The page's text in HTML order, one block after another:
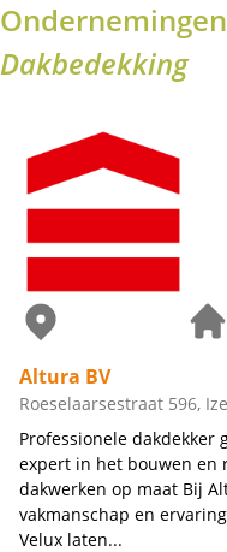
Dakbedekking
Altura BV
Roeselaarsestraat 596,
Professionele dakdekker
expert in het bouwen en
dakwerken op maat Bij
vakmanschap en
Velux laten...